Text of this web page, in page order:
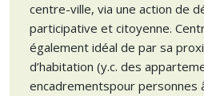
centre-ville, via une action de
participative et citoyenne.
également idéal de par sa
d’habitation (y.c. des
encadrementspour personnes